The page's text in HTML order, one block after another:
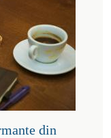
din